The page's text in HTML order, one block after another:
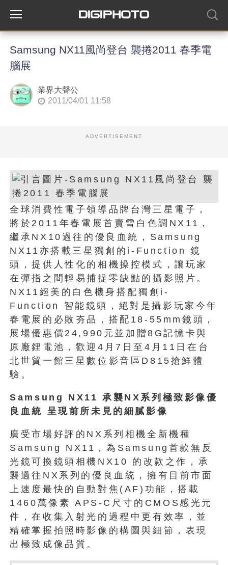
Samsung NX11風尚登台 襲捲2011 春季電
腦展
業界大聲公
2011/04/01 11:58
ADVERTISEMENT
全球消費性電子領導品牌台灣三星電子，
將於2011年春電展首賣雪白色調NX11，
繼承NX10過往的優良血統，Samsung
NX11亦搭載三星獨創的i-Function 鏡
頭，提供人性化的相機操控模式，讓玩家
在彈指之間輕易捕捉零缺點的攝影照片。
NX11絕美的白色機身搭配獨創i-
Function 智能鏡頭，絕對是攝影玩家今年
春電展的必敗夯品，搭配18-55mm鏡頭，
展場優惠價24,990元並加贈8G記憶卡與
原廠鋰電池，歡迎4月7日至4月11日在台
北世貿一館三星數位影音區D815搶鮮體
驗。
Samsung NX11 承襲NX系列極致影像優
良血統 呈現前所未見的細膩影像
廣受市場好評的NX系列相機全新機種
Samsung NX11，為Samsung首款無反
光鏡可換鏡頭相機NX10 的改款之作，承
襲過往NX系列的優良血統，擁有目前市面
上速度最快的自動對焦(AF)功能，搭載
1460萬像素 APS-C尺寸的CMOS感光元
件，在收集入射光的過程中更有效率，並
精確掌握拍照時影像的構圖與細節，表現
出極致成像品質。